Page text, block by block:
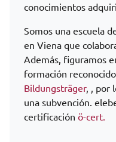
conocimientos
Somos una escuela
en Viena que
Además, figuramos
formación
Bildungsträger, , por
una subvención.
certificación ö-cert.